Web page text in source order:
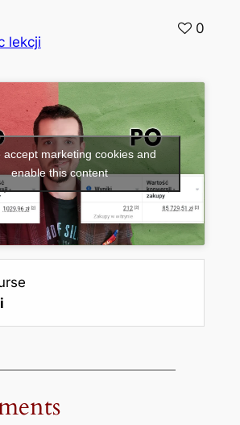
lekcji
0
accept marketing cookies and
enable this content